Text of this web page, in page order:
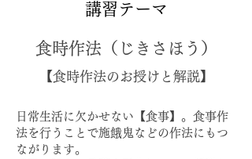
講習テーマ
食時作法（じきさほう）
【食時作法のお授けと解説】
日常生活に欠かせない【食事】。食事作
法を行うことで施餓鬼などの作法にもつ
ながります。